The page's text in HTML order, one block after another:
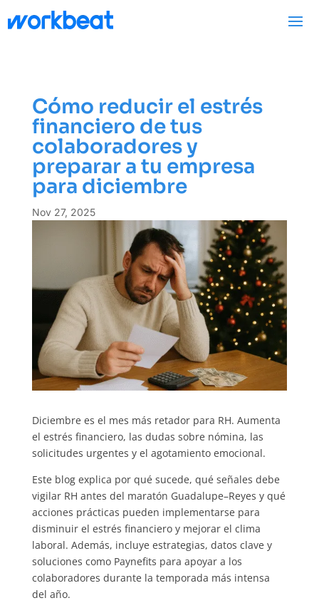
Cómo reducir el estrés
financiero de tus
colaboradores y
preparar a tu empresa
para diciembre
Nov 27, 2025
Diciembre es el mes más retador para RH. Aumenta
el estrés financiero, las dudas sobre nómina, las
solicitudes urgentes y el agotamiento emocional.
Este blog explica por qué sucede, qué señales debe
vigilar RH antes del maratón Guadalupe–Reyes y qué
acciones prácticas pueden implementarse para
disminuir el estrés financiero y mejorar el clima
laboral. Además, incluye estrategias, datos clave y
soluciones como Paynefits para apoyar a los
colaboradores durante la temporada más intensa
del año.